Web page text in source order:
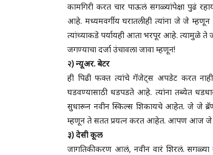
कामगिरी करत चार पाऊलं सगळ्यांपेक्षा पुढं
आहे. मध्यमवर्गीय घरातलीही त्यांना जे जे
त्यांच्याकडे पर्यायही आता भरपूर आहे. त्यामुळे
जगण्याचा दर्जा उंचावला जावा म्हणून!
२) न्यूअर. बेटर
ही पिढी फक्त त्यांचे गॅजेट्स अपडेट करत
घडवण्यासाठी धडपडते आहे. त्यांना तब्येत
सुधारून नवीन स्किल्स शिकायचे आहेत. जे जे
म्हणून ते सतत प्रयत्न करत आहेत. आपण आज जे
३) देसी कूल
जागतिकीकरण आलं, नवीन वारं शिरलं. सगळ्या